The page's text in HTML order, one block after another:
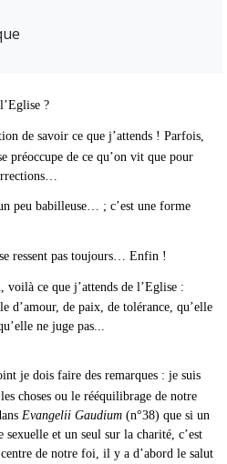
?
de savoir ce que j’attends ! Parfois,
préoccupe de ce qu’on vit que pour
peu babilleuse… ; c’est une forme
ressent pas toujours… Enfin !
ce que j’attends de l’Eglise :
d’amour, de paix, de tolérance, qu’elle
ne juge pas...
je dois faire des remarques : je suis
choses ou le rééquilibrage de notre
Evangelii Gaudium (n°38) que si un
et un seul sur la charité, c’est
de notre foi, il y a d’abord le salut